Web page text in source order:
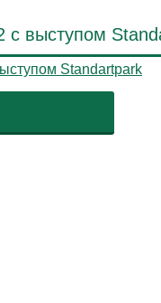
с выступом